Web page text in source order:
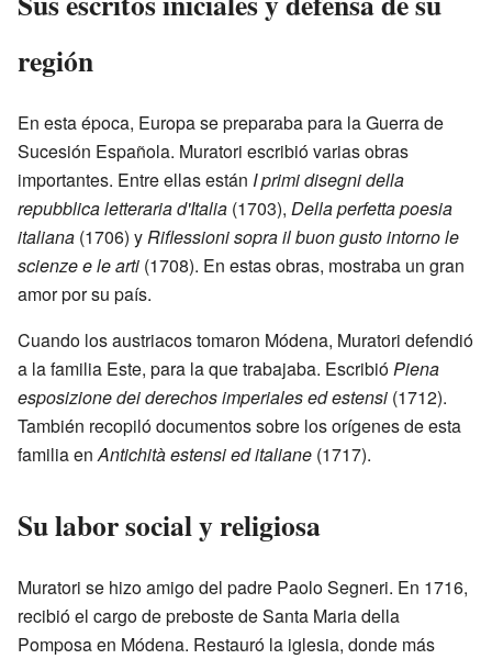
región
En esta época, Europa se preparaba para la Guerra de
Sucesión Española. Muratori escribió varias obras
importantes. Entre ellas están I primi disegni della
repubblica letteraria d'Italia (1703), Della perfetta poesia
italiana (1706) yRiflessioni sopra il buon gusto intorno le
scienze e le arti (1708). En estas obras, mostraba un gran
amor por su país.
Cuando los austriacos tomaron Módena, Muratori defendió
a la familia Este, para la que trabajaba. EscribióPiena
esposizione dei derechos imperiales ed estensi (1712).
También recopiló documentos sobre los orígenes de esta
familia enAntichità estensi ed italiane (1717).
Su labor social y religiosa
Muratori se hizo amigo del padre Paolo Segneri. En 1716,
recibió el cargo de preboste de Santa Maria della
Pomposa en Módena. Restauró la iglesia, donde más